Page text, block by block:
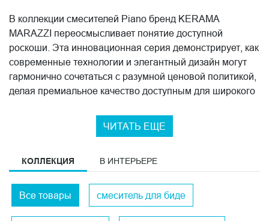
В коллекции смесителей Piano бренд KERAMA
MARAZZI переосмысливает понятие доступной
роскоши. Эта инновационная серия демонстрирует, как
современные технологии и элегантный дизайн могут
гармонично сочетаться с разумной ценовой политикой,
делая премиальное качество доступным для широкого
Функциональное совершенство
современного покупателя и применения передовых
MARAZZI создали коллекцию со следующими
преимуществами:
ЧИТАТЬ ЕЩЕ
КОЛЛЕКЦИЯ В ИНТЕРЬЕРЕ
Все товары смеситель для биде